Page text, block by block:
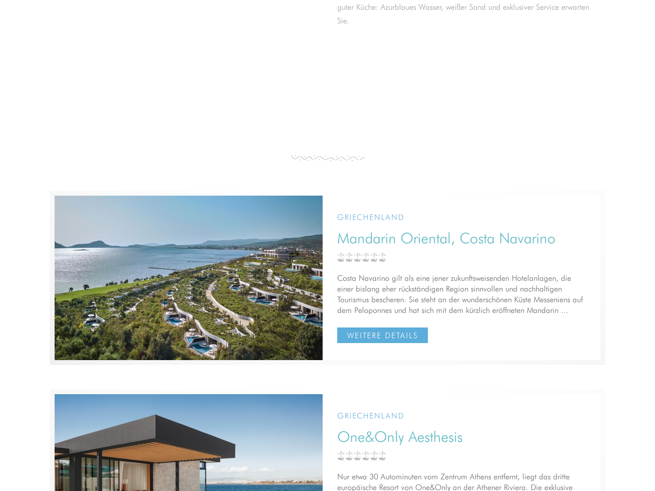
guter Küche: Azurblaues Wasser, weißer Sand und exklusiver Service erwarten
Sie.
GRIECHENLAND
Mandarin Oriental, Costa Navarino
Costa Navarino gilt als eine jener zukunftsweisenden Hotelanlagen, die
einer bislang eher rückständigen Region sinnvollen und nachhaltigen
Tourismus bescheren. Sie steht an der wunderschönen Küste Messeniens auf
dem Peloponnes und hat sich mit dem kürzlich eröffneten Mandarin ...
WEITERE DETAILS
GRIECHENLAND
One&Only Aesthesis
Nur etwa 30 Autominuten vom Zentrum Athens entfernt, liegt das dritte
europäische Resort von One&Only an der Athener Riviera. Die exklusive